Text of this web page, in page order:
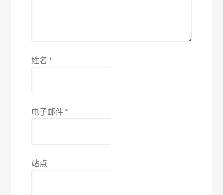
姓名 *
电子邮件 *
站点